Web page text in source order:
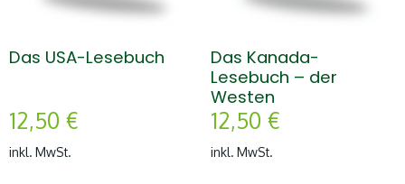
Das USA-Lesebuch
12,50 €
inkl. MwSt.
Das Kanada-
Lesebuch – der
Westen
12,50 €
inkl. MwSt.